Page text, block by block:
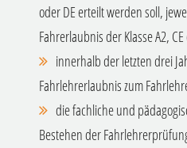
oder DE erteilt werden soll,
Fahrerlaubnis der Klasse A2,
innerhalb der letzten drei
Fahrlehrerlaubnis zum
die fachliche und
Bestehen der